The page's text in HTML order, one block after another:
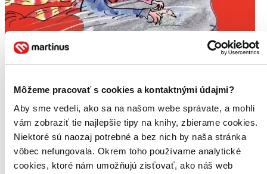
Môžeme pracovať s cookies a kontaktnými údajmi?
Aby sme vedeli, ako sa na našom webe správate, a mohli
vám zobraziť tie najlepšie tipy na knihy, zbierame cookies.
Niektoré sú naozaj potrebné a bez nich by naša stránka
vôbec nefungovala. Okrem toho používame analytické
cookies, ktoré nám umožňujú zisťovať, ako náš web
E-kniha
Doctor Proctor's Fart Powder: Time-Travel Bath Bomb
EN